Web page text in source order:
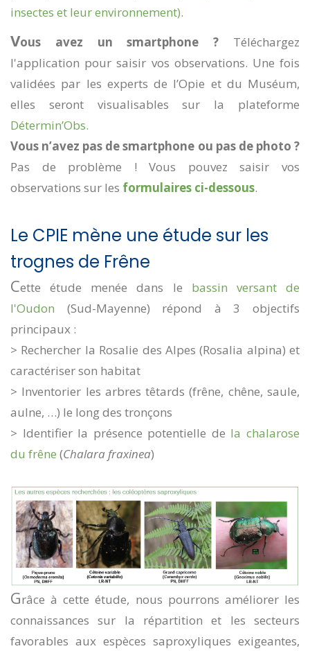
insectes et leur environnement).
Vous avez un smartphone ? Téléchargez
l'application pour saisir vos observations. Une fois
validées par les experts de l’Opie et du Muséum,
elles seront visualisables sur la plateforme
Détermin’Obs.
Vous n’avez pas de smartphone ou pas de photo ?
Pas de problème ! Vous pouvez saisir vos
observations sur les formulaires ci-dessous.
Le CPIE mène une étude sur les
trognes de Frêne
Cette étude menée dans le bassin versant de
l'Oudon (Sud-Mayenne) répond à 3 objectifs
principaux :
> Rechercher la Rosalie des Alpes (Rosalia alpina) et
caractériser son habitat
> Inventorier les arbres têtards (frêne, chêne, saule,
aulne, …) le long des tronçons
> Identifier la présence potentielle de la chalarose
du frêne (Chalara fraxinea)
Grâce à cette étude, nous pourrons améliorer les
connaissances sur la répartition et les secteurs
favorables aux espèces saproxyliques exigeantes,